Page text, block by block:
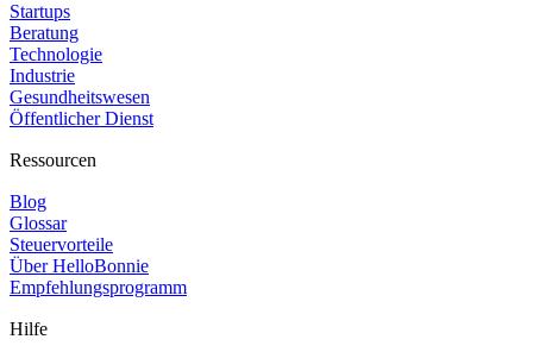
Startups
Beratung
Technologie
Industrie
Gesundheitswesen
Öffentlicher Dienst
Ressourcen
Blog
Glossar
Steuervorteile
Über HelloBonnie
Empfehlungsprogramm
Hilfe